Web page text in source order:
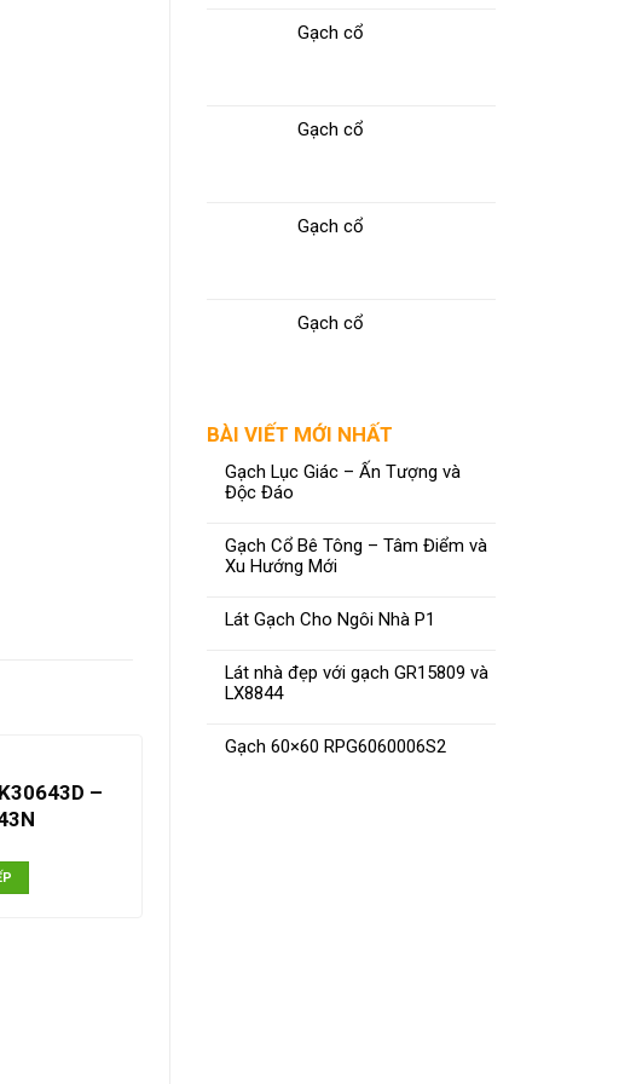
–
Gạch cổ
Gạch cổ
Gạch cổ
Gạch cổ
BÀI VIẾT MỚI NHẤT
Gạch Lục Giác – Ấn Tượng và
Độc Đáo
Gạch Cổ Bê Tông – Tâm Điểm và
Xu Hướng Mới
Lát Gạch Cho Ngôi Nhà P1
Lát nhà đẹp với gạch GR15809 và
LX8844
Gạch 60×60 RPG6060006S2